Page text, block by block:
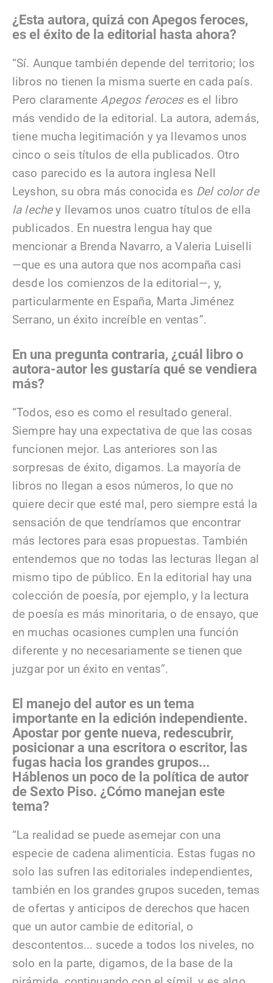
¿Esta autora, quizá con Apegos feroces,
es el éxito de la editorial hasta ahora?
“Sí. Aunque también depende del territorio; los
libros no tienen la misma suerte en cada país.
Pero claramente Apegos feroceses el libro
más vendido de la editorial. La autora, además,
tiene mucha legitimación y ya llevamos unos
cinco o seis títulos de ella publicados. Otro
caso parecido es la autora inglesa Nell
Leyshon, su obra más conocida es Del color de
la lechey llevamos unos cuatro títulos de ella
publicados. En nuestra lengua hay que
mencionar a Brenda Navarro, a Valeria Luiselli
—que es una autora que nos acompaña casi
desde los comienzos de la editorial—, y,
particularmente en España, Marta Jiménez
Serrano, un éxito increíble en ventas”.
En una pregunta contraria, ¿cuál libro o
autora-autor les gustaría qué se vendiera
más?
“Todos, eso es como el resultado general.
Siempre hay una expectativa de que las cosas
funcionen mejor. Las anteriores son las
sorpresas de éxito, digamos. La mayoría de
libros no llegan a esos números, lo que no
quiere decir que esté mal, pero siempre está la
sensación de que tendríamos que encontrar
más lectores para esas propuestas. También
entendemos que no todas las lecturas llegan al
mismo tipo de público. En la editorial hay una
colección de poesía, por ejemplo, y la lectura
de poesía es más minoritaria, o de ensayo, que
en muchas ocasiones cumplen una función
diferente y no necesariamente se tienen que
juzgar por un éxito en ventas”.
El manejo del autor es un tema
importante en la edición independiente.
Apostar por gente nueva, redescubrir,
posicionar a una escritora o escritor, las
fugas hacia los grandes grupos...
Háblenos un poco de la política de autor
de Sexto Piso. ¿Cómo manejan este
tema?
“La realidad se puede asemejar con una
especie de cadena alimenticia. Estas fugas no
solo las sufren las editoriales independientes,
también en los grandes grupos suceden, temas
de ofertas y anticipos de derechos que hacen
que un autor cambie de editorial, o
descontentos... sucede a todos los niveles, no
solo en la parte, digamos, de la base de la